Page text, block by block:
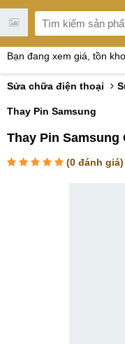
Bạn đang xem giá, tồn
Sửa chữa điện thoại
Thay Pin Samsung
Thay Pin Samsung
(0 đánh giá)